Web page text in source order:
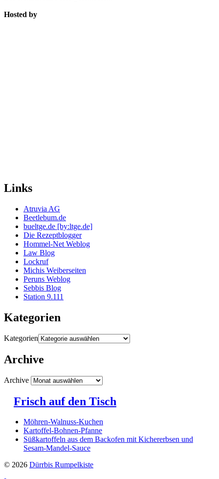
Hosted by
Links
Atruvia AG
Beetlebum.de
bueltge.de [by:ltge.de]
Die Rezeptblogger
Hommel-Net Weblog
Law Blog
Lockruf
Michis Weiberseiten
Peruns Weblog
Sebbis Blog
Station 9.111
Kategorien
Kategorien
Archive
Archive
Frisch auf den Tisch
Möhren-Walnuss-Kuchen
Kartoffel-Bohnen-Pfanne
Süßkartoffeln aus dem Backofen mit Kichererbsen und
Sesam-Mandel-Sauce
© 2026 Dürrbis Rumpelkiste